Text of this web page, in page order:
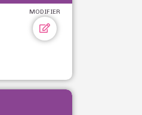
MODIFIER